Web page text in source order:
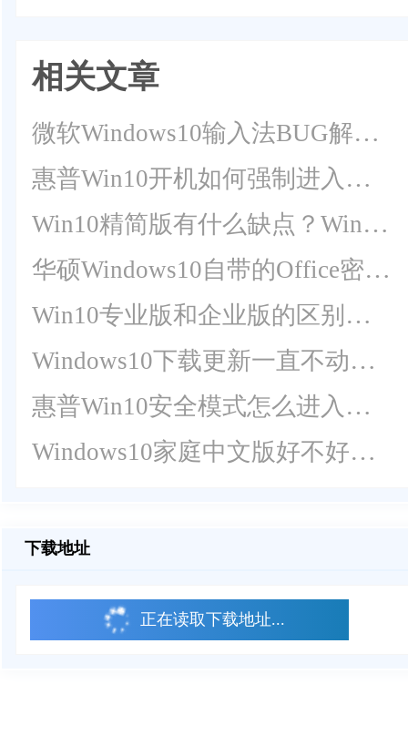
相关文章
微软Windows10输入法BUG解决教程(总结)
惠普Win10开机如何强制进入安全模式？
Win10精简版有什么缺点？Win10精简版优缺点介绍
华硕Windows10自带的Office密钥在哪？华硕Win10查看Office密钥教程
Win10专业版和企业版的区别是什么？Win10专业版和企业版哪个好？
Windows10下载更新一直不动，进度为0怎么办？
惠普Win10安全模式怎么进入？惠普Win10安全模式进入方法
Windows10家庭中文版好不好？Win10家庭中文版的缺点
下载地址
正在读取下载地址...